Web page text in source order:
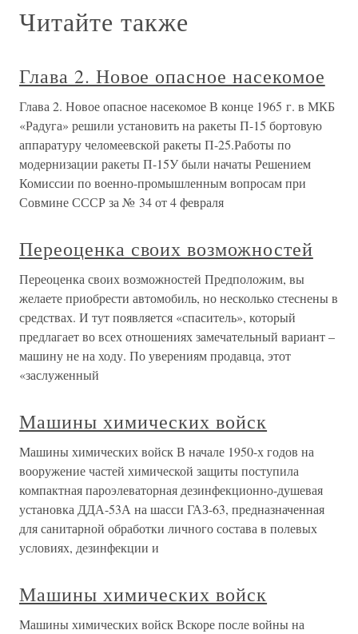
Читайте также
Глава 2. Новое опасное насекомое
Глава 2. Новое опасное насекомое В конце 1965 г. в МКБ
«Радуга» решили установить на ракеты П-15 бортовую
аппаратуру челомеевской ракеты П-25.Работы по
модернизации ракеты П-15У были начаты Решением
Комиссии по военно-промышленным вопросам при
Совмине СССР за № 34 от 4 февраля
Переоценка своих возможностей
Переоценка своих возможностей Предположим, вы
желаете приобрести автомобиль, но несколько стеснены в
средствах. И тут появляется «спаситель», который
предлагает во всех отношениях замечательный вариант –
машину не на ходу. По уверениям продавца, этот
«заслуженный
Машины химических войск
Машины химических войск В начале 1950-х годов на
вооружение частей химической защиты поступила
компактная пароэлеваторная дезинфекционно-душевая
установка ДДА-53А на шасси ГАЗ-63, предназначенная
для санитарной обработки личного состава в полевых
условиях, дезинфекции и
Машины химических войск
Машины химических войск Вскоре после войны на